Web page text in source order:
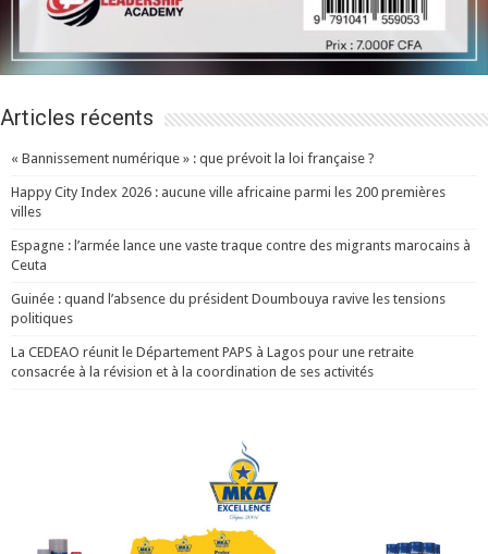
Articles récents
« Bannissement numérique » : que prévoit la loi française ?
Happy City Index 2026 : aucune ville africaine parmi les 200 premières
villes
Espagne : l’armée lance une vaste traque contre des migrants marocains à
Ceuta
Guinée : quand l’absence du président Doumbouya ravive les tensions
politiques
La CEDEAO réunit le Département PAPS à Lagos pour une retraite
consacrée à la révision et à la coordination de ses activités